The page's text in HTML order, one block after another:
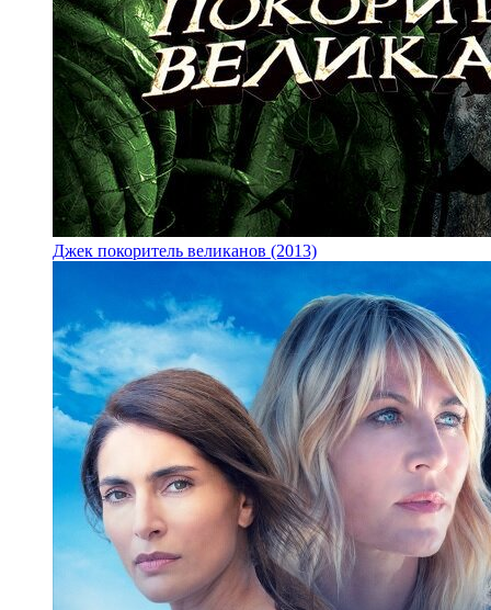
Джек покоритель великанов (2013)